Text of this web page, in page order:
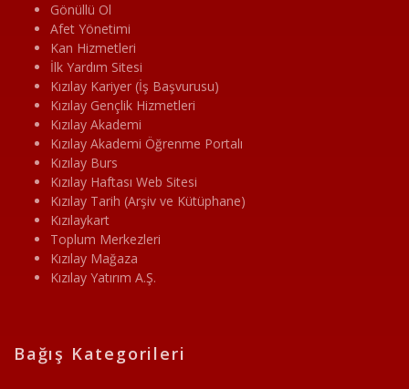
Gönüllü Ol
Afet Yönetimi
Kan Hizmetleri
İlk Yardım Sitesi
Kızılay Kariyer (İş Başvurusu)
Kızılay Gençlik Hizmetleri
Kızılay Akademi
Kızılay Akademi Öğrenme Portalı
Kızılay Burs
Kızılay Haftası Web Sitesi
Kızılay Tarih (Arşiv ve Kütüphane)
Kızılaykart
Toplum Merkezleri
Kızılay Mağaza
Kızılay Yatırım A.Ş.
Bağış Kategorileri